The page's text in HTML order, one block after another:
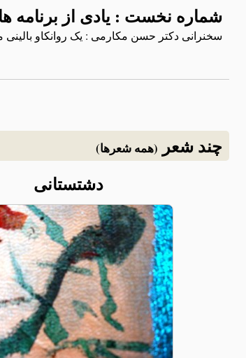
شماره نخست : یادی از برنامه
سخنرانی دکتر حسن مکارمی : یک روانکاو
چند شعر (همه شعرها)
دشتستانی